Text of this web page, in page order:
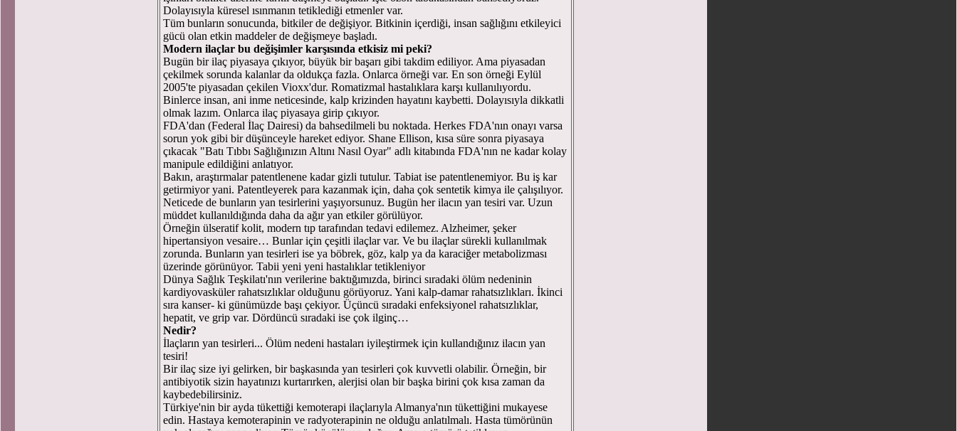
Dolayısıyla küresel ısınmanın tetiklediği etmenler var.
Tüm bunların sonucunda, bitkiler de değişiyor. Bitkinin içerdiği, insan sağlığını etkileyici
gücü olan etkin maddeler de değişmeye başladı.
Modern ilaçlar bu değişimler karşısında etkisiz mi peki?
Bugün bir ilaç piyasaya çıkıyor, büyük bir başarı gibi takdim ediliyor. Ama piyasadan
çekilmek sorunda kalanlar da oldukça fazla. Onlarca örneği var. En son örneği Eylül
2005'te piyasadan çekilen Vioxx'dur. Romatizmal hastalıklara karşı kullanılıyordu.
Binlerce insan, ani inme neticesinde, kalp krizinden hayatını kaybetti. Dolayısıyla dikkatli
olmak lazım. Onlarca ilaç piyasaya girip çıkıyor.
FDA'dan (Federal İlaç Dairesi) da bahsedilmeli bu noktada. Herkes FDA'nın onayı varsa
sorun yok gibi bir düşünceyle hareket ediyor. Shane Ellison, kısa süre sonra piyasaya
çıkacak "Batı Tıbbı Sağlığınızın Altını Nasıl Oyar" adlı kitabında FDA'nın ne kadar kolay
manipule edildiğini anlatıyor.
Bakın, araştırmalar patentlenene kadar gizli tutulur. Tabiat ise patentlenemiyor. Bu iş kar
getirmiyor yani. Patentleyerek para kazanmak için, daha çok sentetik kimya ile çalışılıyor.
Neticede de bunların yan tesirlerini yaşıyorsunuz. Bugün her ilacın yan tesiri var. Uzun
müddet kullanıldığında daha da ağır yan etkiler görülüyor.
Örneğin ülseratif kolit, modern tıp tarafından tedavi edilemez. Alzheimer, şeker
hipertansiyon vesaire… Bunlar için çeşitli ilaçlar var. Ve bu ilaçlar sürekli kullanılmak
zorunda. Bunların yan tesirleri ise ya böbrek, göz, kalp ya da karaciğer metabolizması
üzerinde görünüyor. Tabii yeni yeni hastalıklar tetikleniyor
Dünya Sağlık Teşkilatı'nın verilerine baktığımızda, birinci sıradaki ölüm nedeninin
kardiyovasküler rahatsızlıklar olduğunu görüyoruz. Yani kalp-damar rahatsızlıkları. İkinci
sıra kanser- ki günümüzde başı çekiyor. Üçüncü sıradaki enfeksiyonel rahatsızlıklar,
hepatit, ve grip var. Dördüncü sıradaki ise çok ilginç…
Nedir?
İlaçların yan tesirleri... Ölüm nedeni hastaları iyileştirmek için kullandığınız ilacın yan
tesiri!
Bir ilaç size iyi gelirken, bir başkasında yan tesirleri çok kuvvetli olabilir. Örneğin, bir
antibiyotik sizin hayatınızı kurtarırken, alerjisi olan bir başka birini çok kısa zaman da
kaybedebilirsiniz.
Türkiye'nin bir ayda tükettiği kemoterapi ilaçlarıyla Almanya'nın tükettiğini mukayese
edin. Hastaya kemoterapinin ve radyoterapinin ne olduğu anlatılmalı. Hasta tümörünün